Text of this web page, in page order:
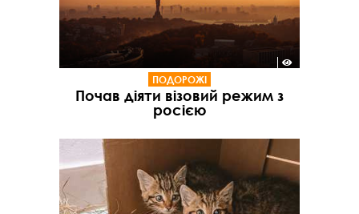
ПОДОРОЖІ
Почав діяти візовий режим з
росією